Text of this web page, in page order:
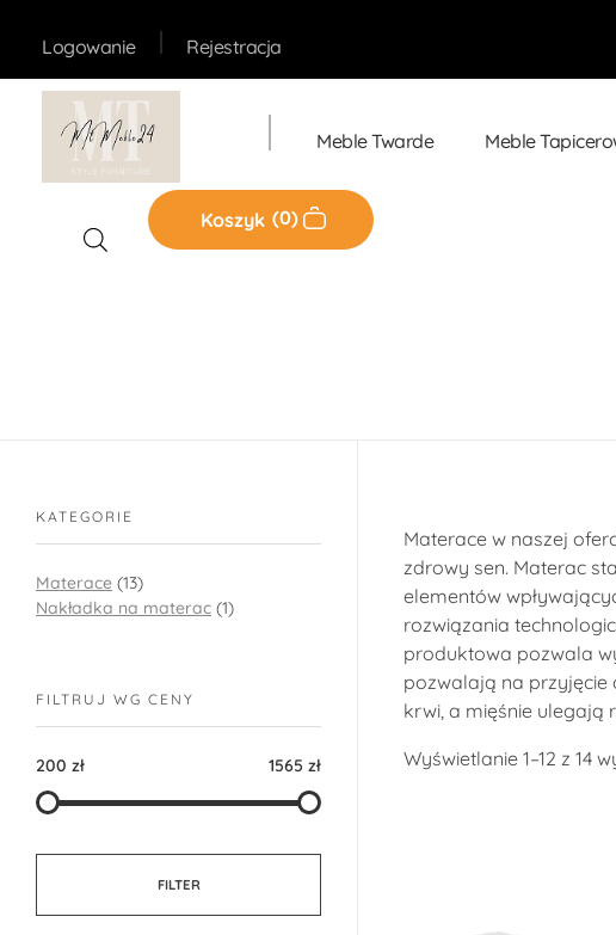
Logowanie Rejestracja
Meble Twarde Meble
0
Koszyk
Materace w naszej
zdrowy sen. Materac
elementów
rozwiązania
produktowa pozwala
pozwalają na przyjęcie
krwi, a mięśnie ulegają
Wyświetlanie 1–12 z 14
KATEGORIE
Materace (13)
Nakładka na materac (1)
FILTRUJ WG CENY
200 zł 1565 zł
FILTER